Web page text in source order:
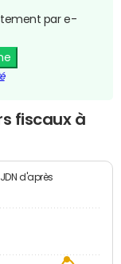
par e-
fiscaux à
d'après